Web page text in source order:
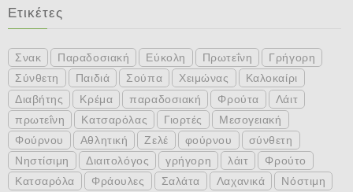
Ετικέτες
Σνακ Παραδοσιακή Εύκολη Πρωτεΐνη
Γρήγορη
Σύνθετη
Παιδιά Σούπα Χειμώνας
Καλοκαίρι
Διαβήτης
Κρέμα παραδοσιακή Φρούτα
Λάιτ
πρωτεΐνη
Κατσαρόλας Γιορτές
Μεσογειακή
Φούρνου
Αθλητική Ζελέ φούρνου
σύνθετη
Νηστίσιμη
Διαιτολόγος γρήγορη λάιτ
Φρούτο
Κατσαρόλα
Φράουλες Σαλάτα Λαχανικά
Νόστιμη